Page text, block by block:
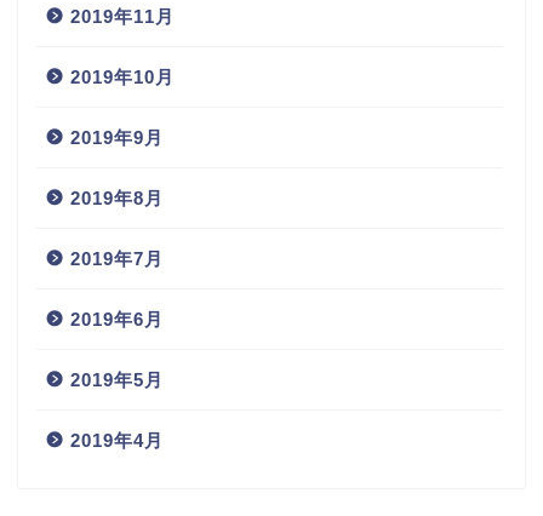
2019年11月
2019年10月
2019年9月
2019年8月
2019年7月
2019年6月
2019年5月
2019年4月